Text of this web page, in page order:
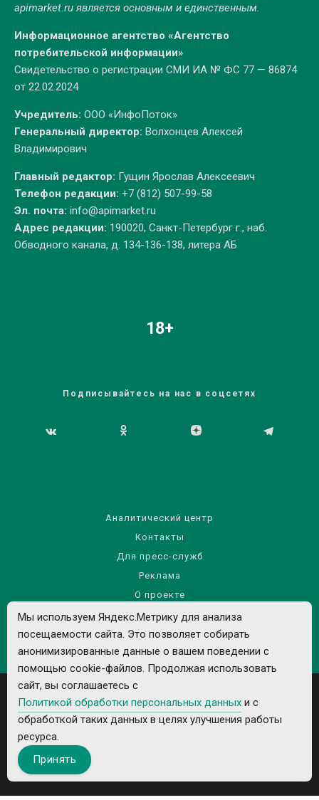
apimarket.ruявляется основным и единственным.
Информационное агентство «Агентство
потребительской информации»
Свидетельство о регистрации СМИ ИА № ФС 77 — 86874
от 22.02.2024
Учредитель: ООО «ИнфоПоток»
Генеральный директор: Волхонцев Алексей
Владимирович
Главный редактор: Гущин Ярослав Алексеевич
Телефон редакции: +7 (812) 507-99-58
Эл. почта: info@apimarket.ru
Адрес редакции: 190020, Санкт-Петербург г., наб.
Обводного канала, д. 134-136-138, литера АБ
18+
Подписывайтесь на нас в соцсетях
Аналитический центр
Контакты
Для пресс-служб
Реклама
О проекте
Правила использования материалов сайта
Политика обработки персональных данных
Все рекламируемые товары и услуги имеют необходимые лицензии и
Мы используем Яндекс.Метрику для анализа
посещаемости сайта. Это позволяет собирать
анонимизированные данные о вашем поведении с
помощью cookie-файлов. Продолжая использовать
сайт, вы соглашаетесь с
Политикой обработки персональных данных и с
обработкой таких данных в целях улучшения работы
ресурса.
Принять